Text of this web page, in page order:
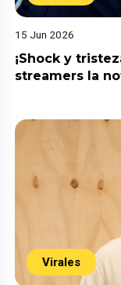
15 Jun 2026
¡Shock y
streamers la
Virales